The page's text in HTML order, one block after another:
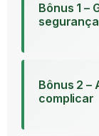
Bônus 1 –
segurança
Bônus 2 –
complicar